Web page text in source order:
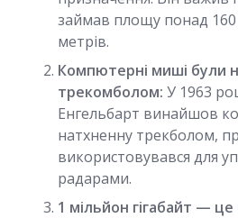
займав площу понад
метрів.
Компютерні миші були
трекомболом: У 1963
Енгельбарт винайшов
натхненну трекболом,
використовувався для
радарами.
1 мільйон гігабайт — це